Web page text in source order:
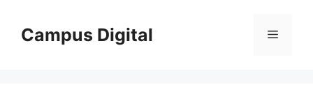
Campus Digital Menu